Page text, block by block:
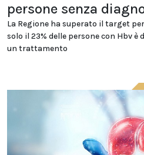
persone senza
La Regione ha superato il target
solo il 23% delle persone con Hbv
un trattamento